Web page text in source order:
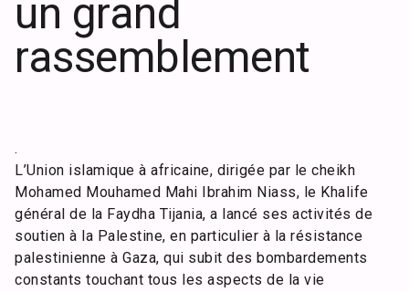
un grand
rassemblement
.
L’Union islamique à africaine, dirigée par le cheikh
Mohamed Mouhamed Mahi Ibrahim Niass, le Khalife
général de la Faydha Tijania, a lancé ses activités de
soutien à la Palestine, en particulier à la résistance
palestinienne à Gaza, qui subit des bombardements
constants touchant tous les aspects de la vie